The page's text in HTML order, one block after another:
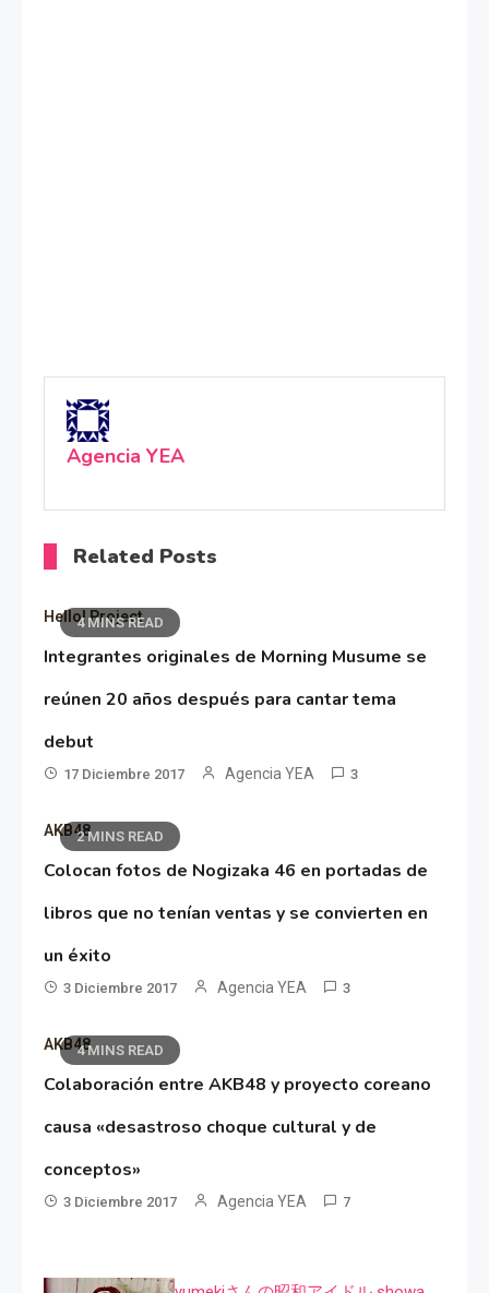
Agencia YEA
Related Posts
4 MINS READ
Hello! Project
Integrantes originales de Morning Musume se
reúnen 20 años después para cantar tema
debut
17 Diciembre 2017 Agencia YEA 3
2 MINS READ
AKB48
Colocan fotos de Nogizaka 46 en portadas de
libros que no tenían ventas y se convierten en
un éxito
3 Diciembre 2017 Agencia YEA 3
4 MINS READ
AKB48
Colaboración entre AKB48 y proyecto coreano
causa «desastroso choque cultural y de
conceptos»
3 Diciembre 2017 Agencia YEA 7